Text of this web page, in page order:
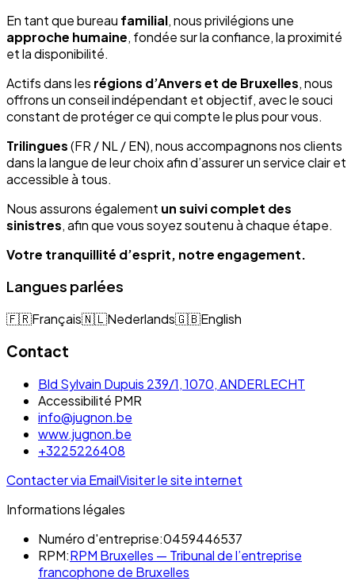
En tant que bureau familial, nous privilégions une
approche humaine, fondée sur la confiance, la proximité
et la disponibilité.
Actifs dans les régions d’Anvers et de Bruxelles, nous
offrons un conseil indépendant et objectif, avec le souci
constant de protéger ce qui compte le plus pour vous.
Trilingues(FR / NL / EN), nous accompagnons nos clients
dans la langue de leur choix afin d’assurer un service clair et
accessible à tous.
Nous assurons également un suivi complet des
sinistres, afin que vous soyez soutenu à chaque étape.
Votre tranquillité d’esprit, notre engagement.
Langues parlées
🇫🇷Français🇳🇱Nederlands🇬🇧English
Contact
Bld Sylvain Dupuis 239/1, 1070, ANDERLECHT
Accessibilité PMR
info@jugnon.be
www.jugnon.be
+3225226408
Contacter via EmailVisiter le site internet
Informations légales
Numéro d'entreprise:0459446537
RPM:RPM Bruxelles — Tribunal de l’entreprise
francophone de Bruxelles